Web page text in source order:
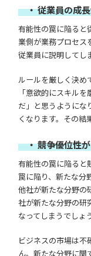
・ 従業員の成
有能性の罠に陥ると
業側が業務プロセス
従業員に説明してし
ルールを厳しく決め
「意欲的にスキル
だ」と思うようにな
くなります。その結
・ 競争優位性
有能性の罠に陥ると
罠に陥り、新たな分
他社が新たな分野の
社が新たな分野の研
なってしまうでしょう
ビジネスの市場は不
ん。新たな分野に関